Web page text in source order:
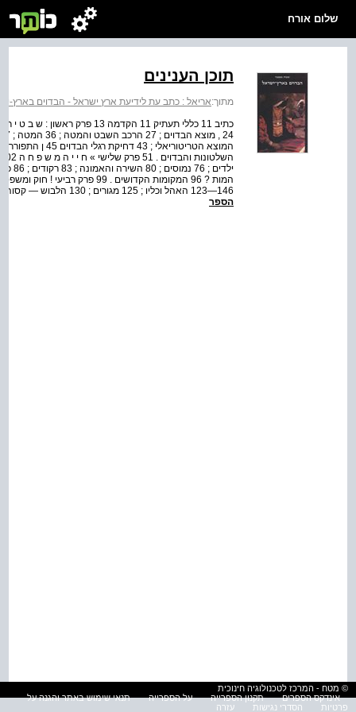
שלום אורח
תוכן הענינים
מתוך:אריאל : כתב עת לידיעת ארץ ישראל - הבדוים בארץ-
146—123 האהל וכליו ; 125 מגורים ; 130 הלבוש — קסוה 135 , עדיים ; 143 נדידה , ירידה וחניה — רחיל ומנזל . 145
הספר
© מטח - המרכז לטכנולוגיה חינוכית
אינדקס הספרים
תקנון הספרייה על הספרייה
תנאי שימוש באתר והגנה על
פרטיות
הסדרי נגישות עזרה